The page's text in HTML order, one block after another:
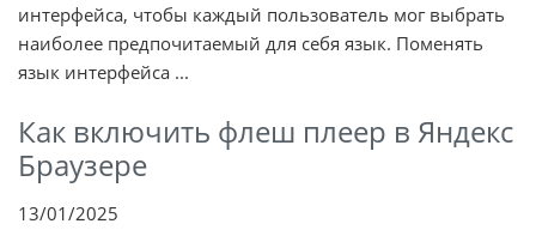
интерфейса, чтобы каждый пользователь мог выбрать
наиболее предпочитаемый для себя язык. Поменять
язык интерфейса ...
Как включить флеш плеер в Яндекс
Браузере
13/01/2025